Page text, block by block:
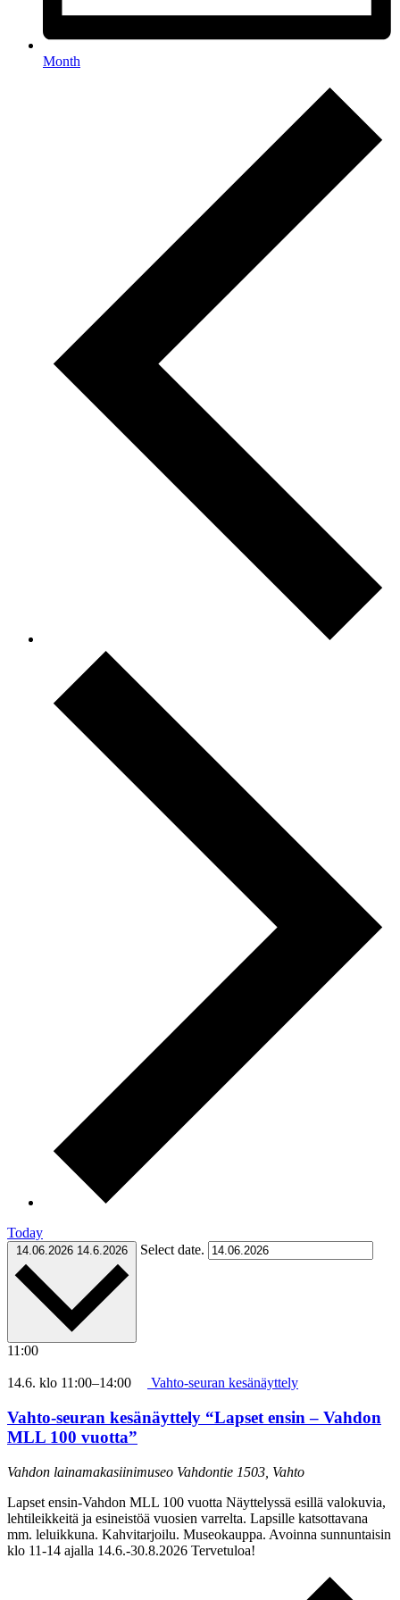
Month
Today
14.06.2026 14.6.2026 Select date.
11:00
14.6. klo 11:00–14:00 Vahto-seuran kesänäyttely
Vahto-seuran kesänäyttely “Lapset ensin – Vahdon
MLL 100 vuotta”
Vahdon lainamakasiinimuseo Vahdontie 1503, Vahto
Lapset ensin-Vahdon MLL 100 vuotta Näyttelyssä esillä valokuvia,
lehtileikkeitä ja esineistöä vuosien varrelta. Lapsille katsottavana
mm. leluikkuna. Kahvitarjoilu. Museokauppa. Avoinna sunnuntaisin
klo 11-14 ajalla 14.6.-30.8.2026 Tervetuloa!